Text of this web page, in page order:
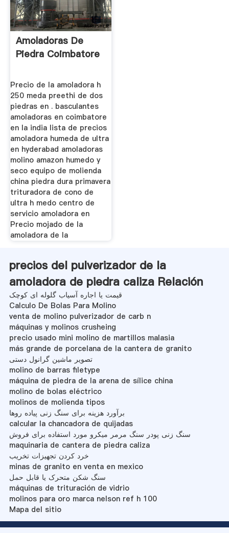
Amoladoras De
Piedra Coimbatore
Precio de la amoladora h
250 meda preethi de dos
piedras en . basculantes
amoladoras en coimbatore
en la india lista de precios
amoladora humeda de ultra
en hyderabad amoladoras
molino amazon humedo y
seco equipo de molienda
china piedra dura primavera
trituradora de cono de
ultra h medo centro de
servicio amoladora en
Precio mojado de la
amoladora de la
precios del pulverizador de la
amoladora de piedra caliza Relación
قیمت یا اجاره آسیاب گلوله ای کوچک
Calculo De Bolas Para Molino
venta de molino pulverizador de carb n
máquinas y molinos crusheing
precio usado mini molino de martillos malasia
más grande de porcelana de la cantera de granito
تصویر ماشین گرانول دستی
molino de barras filetype
máquina de piedra de la arena de sílice china
molino de bolas eléctrico
molinos de molienda tipos
برآورد هزینه برای سنگ زنی پیاده روها
calcular la chancadora de quijadas
سنگ زنی پودر سنگ مرمر میکرو مورد استفاده برای فروش
maquinaria de cantera de piedra caliza
خرد کردن تجهیزات تخریب
minas de granito en venta en mexico
سنگ شکن متحرک یا قابل حمل
máquinas de trituración de vidrio
molinos para oro marca nelson ref h 100
Mapa del sitio